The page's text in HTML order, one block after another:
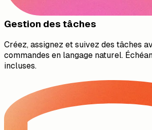
Gestion des tâches
Créez, assignez et suivez des tâches
commandes en langage naturel.
incluses.